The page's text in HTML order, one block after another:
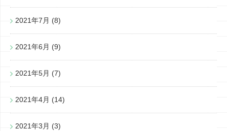
2021年7月 (8)
2021年6月 (9)
2021年5月 (7)
2021年4月 (14)
2021年3月 (3)